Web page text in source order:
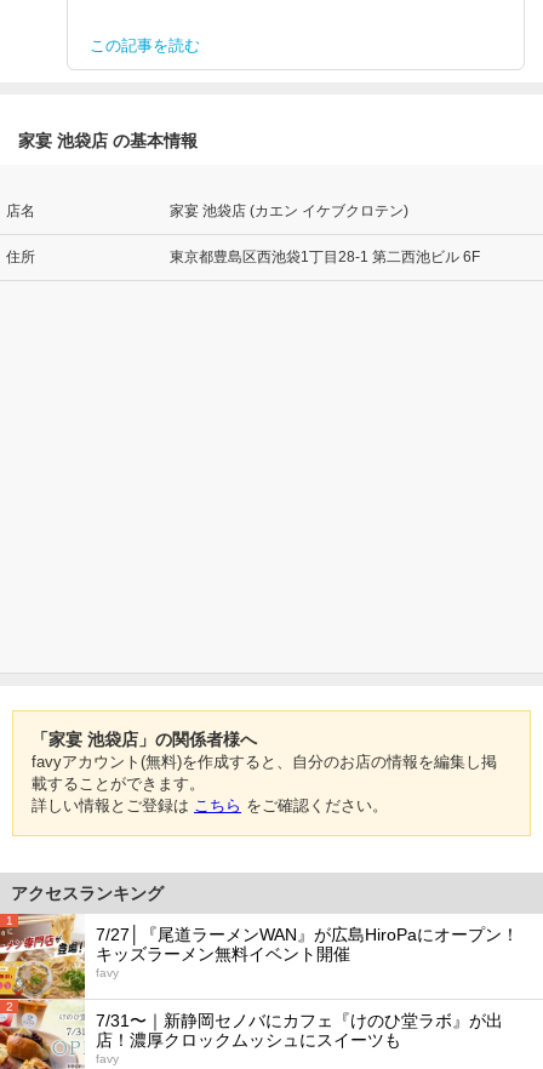
この記事を読む
家宴 池袋店 の基本情報
店名 家宴 池袋店 (カエン イケブクロテン)
住所 東京都豊島区西池袋1丁目28-1 第二西池ビル 6F
「家宴 池袋店」の関係者様へ
favyアカウント(無料)を作成すると、自分のお店の情報を編集し掲
載することができます。
詳しい情報とご登録は こちら をご確認ください。
アクセスランキング
1
7/27│『尾道ラーメンWAN』が広島HiroPaにオープン！
キッズラーメン無料イベント開催
favy
2
7/31〜｜新静岡セノバにカフェ『けのひ堂ラボ』が出
店！濃厚クロックムッシュにスイーツも
favy